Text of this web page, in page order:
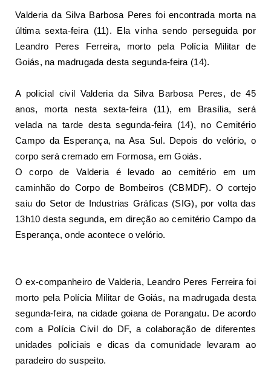
Valderia da Silva Barbosa Peres foi encontrada morta na
última sexta-feira (11). Ela vinha sendo perseguida por
Leandro Peres Ferreira, morto pela Polícia Militar de
Goiás, na madrugada desta segunda-feira (14).
A policial civil Valderia da Silva Barbosa Peres, de 45
anos, morta nesta sexta-feira (11), em Brasília, será
velada na tarde desta segunda-feira (14), no Cemitério
Campo da Esperança, na Asa Sul. Depois do velório, o
corpo será cremado em Formosa, emGoiás.
O corpo de Valderia é levado ao cemitério em um
caminhão do Corpo de Bombeiros (CBMDF). O cortejo
saiu do Setor de Industrias Gráficas (SIG), por volta das
13h10 desta segunda, em direção ao cemitério Campo da
Esperança, onde acontece o velório.
O ex-companheiro de Valderia, Leandro Peres Ferreira foi
morto pela Polícia Militar de Goiás, na madrugada desta
segunda-feira, na cidade goiana de Porangatu. De acordo
com a Polícia Civil do DF, a colaboração de diferentes
unidades policiais e dicas da comunidade levaram ao
paradeiro do suspeito.